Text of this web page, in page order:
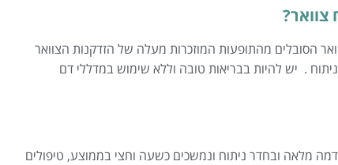
צוואר?
הסובלים מהתופעות המוזכרות מעלה של הזדקנות הצוואר
70 בתלות בגודל הניתוח . יש להיות בבריאות טובה וללא שימוש במדללי דם
מלאה ובחדר ניתוח ונמשכים כשעה וחצי בממוצע, טיפולים